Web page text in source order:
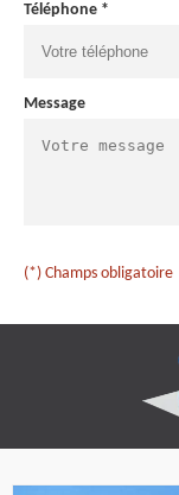
Téléphone *
Message
(*) Champs obligatoire